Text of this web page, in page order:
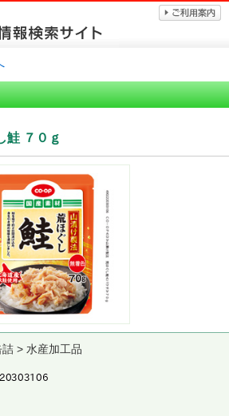
７０ｇ
> 水産加工品